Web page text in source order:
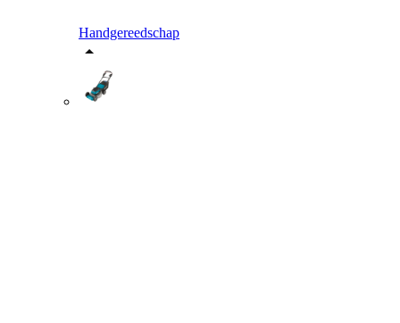
Handgereedschap